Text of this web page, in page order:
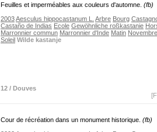
Feuilles et imperméables aux couleurs d'automne. (fb)
2003Aesculus hippocastanum L. Arbre Bourg
Castaño de Indias Ecole Gewöhnliche roßkastanie
Marronnier commun Marronnier d'Inde Matin Novembre
Soleil Wilde kastanje
12 / Douves
Cour de récréation dans un monument historique. (fb)